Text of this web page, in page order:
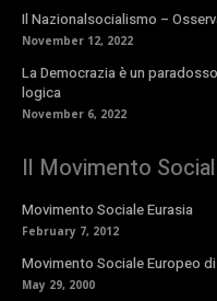
Il Nazionalsocialismo –
November 12, 2022
La Democrazia è un
logica
November 6, 2022
Il Movimento
Movimento Sociale Eurasia
February 7, 2012
Movimento Sociale Europeo
May 29, 2000